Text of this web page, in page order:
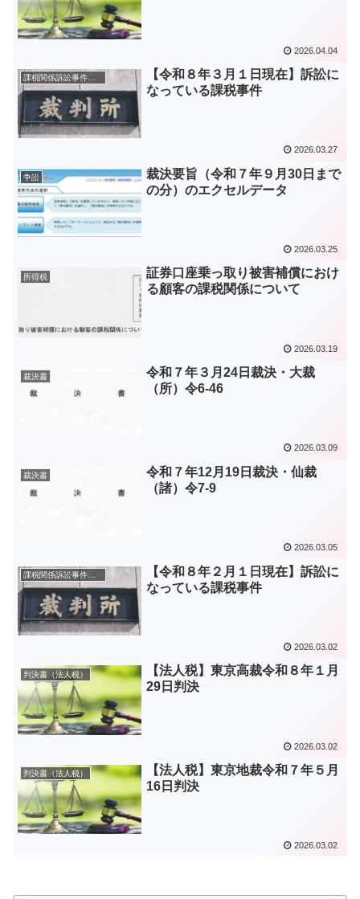
2026.04.04
課税関係訴訟事件一覧表
【令和８年３月１日現在】訴訟に
なっている課税事件
2026.03.27
争訟
裁決要旨（令和７年９月30日まで
の分）のエクセルデータ
2026.03.25
所得税
証券口座乗っ取り被害補償におけ
る顧客の課税関係について
2026.03.19
裁決書
令和７年３月24日裁決・大裁
（所）令6-46
2026.03.09
裁決書
令和７年12月19日裁決・仙裁
（諸）令7-9
2026.03.05
課税関係訴訟事件一覧表
【令和８年２月１日現在】訴訟に
なっている課税事件
2026.03.02
判決書（法人税）
【法人税】東京高裁令和８年１月
29日判決
2026.03.02
判決書（法人税）
【法人税】東京地裁令和７年５月
16日判決
2026.03.02